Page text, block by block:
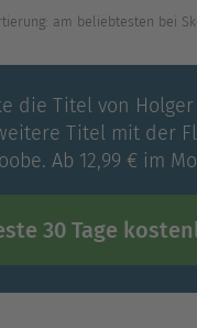
am beliebtesten bei
die Titel von Holger
Titel mit der
Ab 12,99 € im
30 Tage